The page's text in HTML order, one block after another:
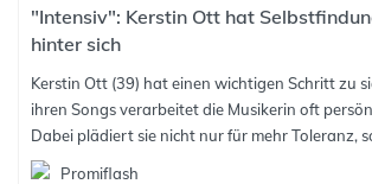
"Intensiv": Kerstin Ott hat
hinter sich
Kerstin Ott (39) hat einen wichtigen Schritt zu
ihren Songs verarbeitet die Musikerin oft
Dabei plädiert sie nicht nur für mehr Toleranz,
Promiflash